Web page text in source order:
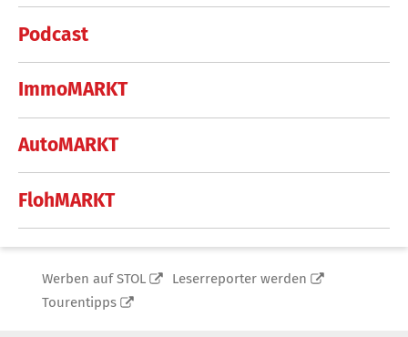
Podcast
ImmoMARKT
AutoMARKT
FlohMARKT
Werben auf STOL
Leserreporter werden
Tourentipps